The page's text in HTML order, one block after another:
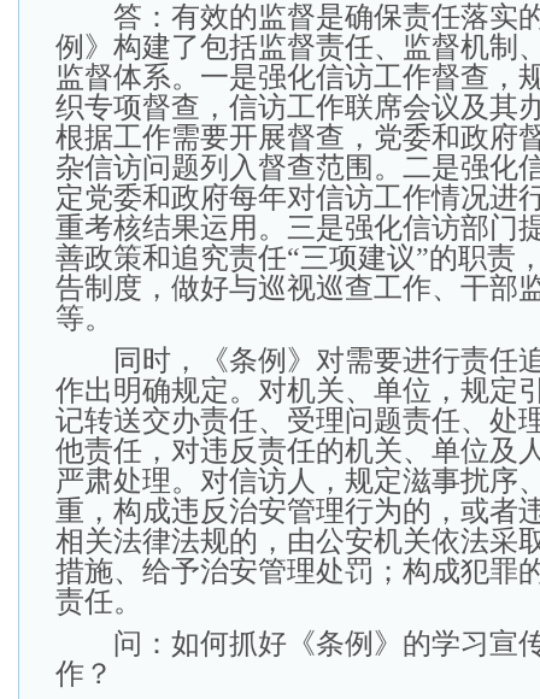
答：有效的监督是确保责任落实
例》构建了包括监督责任、监督机制
监督体系。一是强化信访工作督查，
织专项督查，信访工作联席会议及其
根据工作需要开展督查，党委和政府
杂信访问题列入督查范围。二是强化
定党委和政府每年对信访工作情况进
重考核结果运用。三是强化信访部门
善政策和追究责任“三项建议”的职责
告制度，做好与巡视巡查工作、干部
等。
同时，《条例》对需要进行责任
作出明确规定。对机关、单位，规定
记转送交办责任、受理问题责任、处
他责任，对违反责任的机关、单位及
严肃处理。对信访人，规定滋事扰序
重，构成违反治安管理行为的，或者
相关法律法规的，由公安机关依法采
措施、给予治安管理处罚；构成犯罪
责任。
问：如何抓好《条例》的学习宣
作？